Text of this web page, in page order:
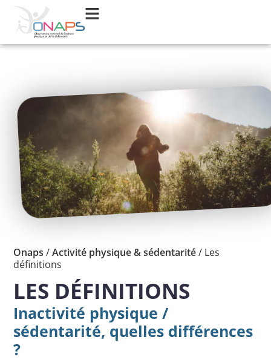
Onaps /Activité physique & sédentarité/ Les
définitions
LES DÉFINITIONS
Inactivité physique /
sédentarité, quelles différences
?